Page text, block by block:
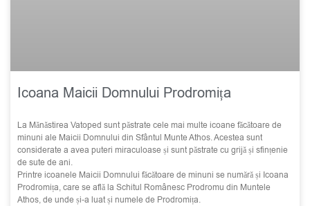
Icoana Maicii Domnului Prodromița
La Mănăstirea Vatoped sunt păstrate cele mai multe icoane făcătoare de
minuni ale Maicii Domnului din Sfântul Munte Athos. Acestea sunt
considerate a avea puteri miraculoase și sunt păstrate cu grijă și sfințenie
de sute de ani.
Printre icoanele Maicii Domnului făcătoare de minuni se numără și Icoana
Prodromița, care se află la Schitul Românesc Prodromu din Muntele
Athos, de unde și-a luat și numele de Prodromița.